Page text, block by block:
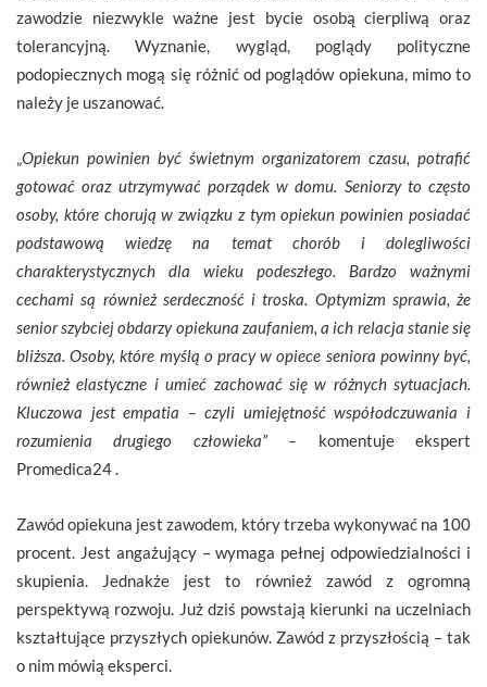
zawodzie niezwykle ważne jest bycie osobą cierpliwą oraz
tolerancyjną. Wyznanie, wygląd, poglądy polityczne
podopiecznych mogą się różnić od poglądów opiekuna, mimo to
należy je uszanować.
„Opiekun powinien być świetnym organizatorem czasu, potrafić
gotować oraz utrzymywać porządek w domu. Seniorzy to często
osoby, które chorują w związku z tym opiekun powinien posiadać
podstawową wiedzę na temat chorób i dolegliwości
charakterystycznych dla wieku podeszłego. Bardzo ważnymi
cechami są również serdeczność i troska. Optymizm sprawia, że
senior szybciej obdarzy opiekuna zaufaniem, a ich relacja stanie się
bliższa. Osoby, które myślą o pracy w opiece seniora powinny być,
również elastyczne i umieć zachować się w różnych sytuacjach.
Kluczowa jest empatia – czyli umiejętność współodczuwania i
rozumienia drugiego człowieka” – komentuje ekspert
Promedica24 .
Zawód opiekuna jest zawodem, który trzeba wykonywać na 100
procent. Jest angażujący – wymaga pełnej odpowiedzialności i
skupienia. Jednakże jest to również zawód z ogromną
perspektywą rozwoju. Już dziś powstają kierunki na uczelniach
kształtujące przyszłych opiekunów. Zawód z przyszłością – tak
o nim mówią eksperci.